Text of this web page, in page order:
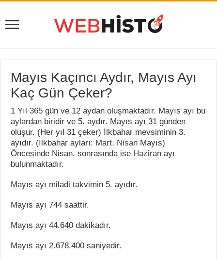
Mayıs Kaçıncı Aydır, Mayıs Ayı
Kaç Gün Çeker?
1 Yıl 365 gün ve 12 aydan oluşmaktadır. Mayıs ayı bu
aylardan biridir ve 5. aydır. Mayıs ayı 31 günden
oluşur. (Her yıl 31 çeker) İlkbahar mevsiminin 3.
ayıdır. (İlkbahar ayları: Mart, Nisan Mayıs)
Öncesinde Nisan, sonrasında ise Haziran ayı
bulunmaktadır.
Mayıs ayı miladi takvimin 5. ayıdır.
Mayıs ayı 744 saattir.
Mayıs ayı 44.640 dakikadır.
Mayıs ayı 2.678.400 saniyedir.